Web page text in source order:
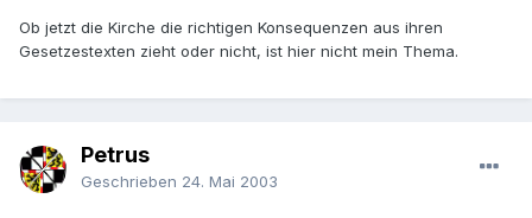
Ob jetzt die Kirche die richtigen Konsequenzen aus ihren
Gesetzestexten zieht oder nicht, ist hier nicht mein Thema.
Petrus
Geschrieben 24. Mai 2003